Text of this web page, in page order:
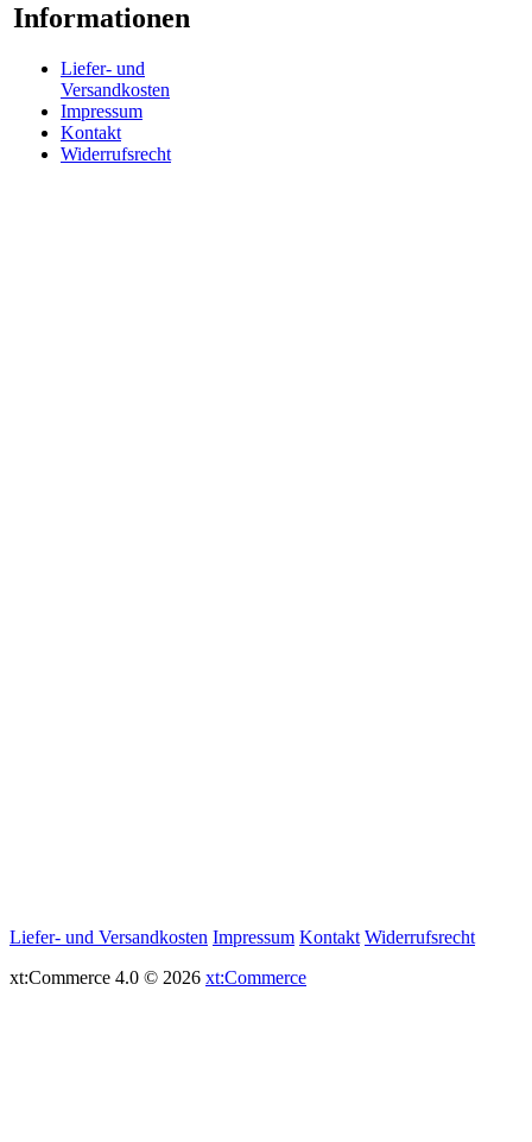
Informationen
Liefer- und
Versandkosten
Impressum
Kontakt
Widerrufsrecht
Liefer- und Versandkosten Impressum Kontakt Widerrufsrecht
xt:Commerce 4.0 © 2026 xt:Commerce